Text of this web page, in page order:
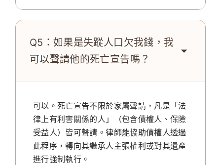
Q5：如果是失蹤人口欠我錢，我
可以聲請他的死亡宣告嗎？
可以。死亡宣告不限於家屬聲請，凡是「法
律上有利害關係的人」（包含債權人、保險
受益人）皆可聲請。律師能協助債權人透過
此程序，轉向其繼承人主張權利或對其遺產
進行強制執行。